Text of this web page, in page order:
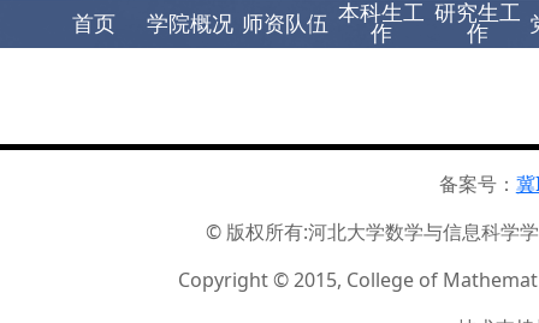
首页 学院概况 师资队伍 本科生工
作
研究生工
作
备案号：
© 版权所有:河北大学数学与信息科
Copyright © 2015, College of